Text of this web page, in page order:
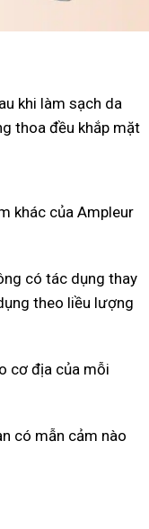
khi làm sạch da
thoa đều khắp mặt
khác của Ampleur
có tác dụng thay
theo liều lượng
cơ địa của mỗi
có mẫn cảm nào